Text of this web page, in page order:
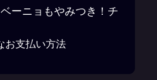
ーニョもやみつき！チ
お支払い方法